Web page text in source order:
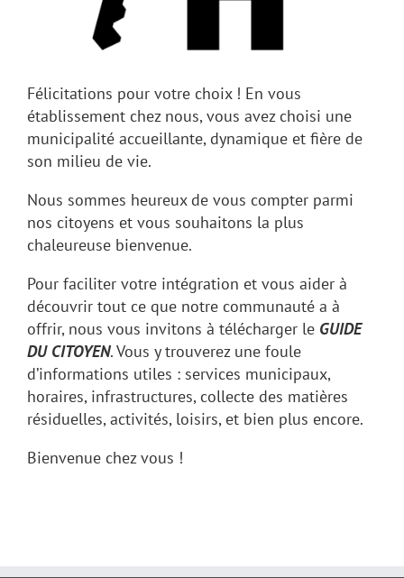
Félicitations pour votre choix ! En vous
établissement chez nous, vous avez choisi une
municipalité accueillante, dynamique et fière de
son milieu de vie.
Nous sommes heureux de vous compter parmi
nos citoyens et vous souhaitons la plus
chaleureuse bienvenue.
Pour faciliter votre intégration et vous aider à
découvrir tout ce que notre communauté a à
offrir, nous vous invitons à télécharger le GUIDE
DU CITOYEN. Vous y trouverez une foule
d’informations utiles : services municipaux,
horaires, infrastructures, collecte des matières
résiduelles, activités, loisirs, et bien plus encore.
Bienvenue chez vous !